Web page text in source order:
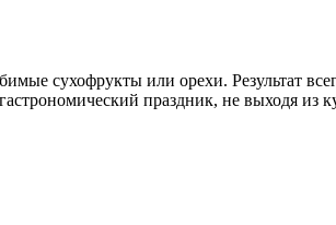
сухофрукты или орехи. Результат
праздник, не выходя из